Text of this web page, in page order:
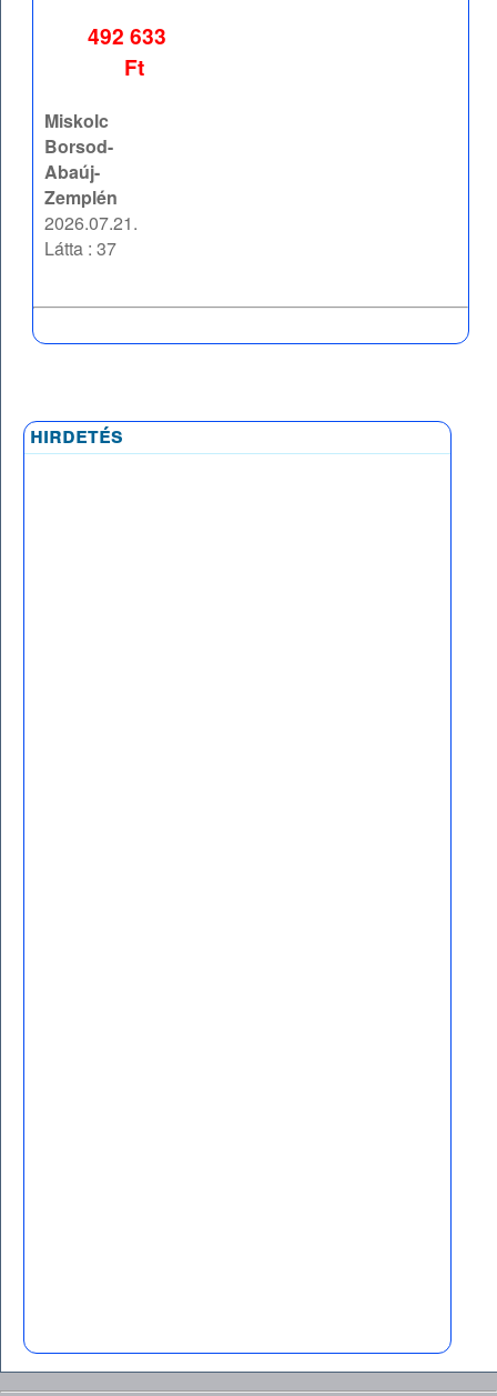
492 633
Ft
Miskolc
Borsod-
Abaúj-
Zemplén
2026.07.21.
Látta : 37
hirdetés